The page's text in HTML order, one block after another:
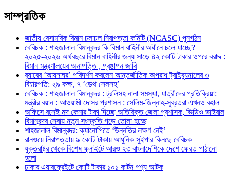
সাম্প্রতিক
জাতীয় বেসামরিক বিমান চলাচল নিরাপত্তা কমিটি (NCASC) পুনর্গঠন
বেবিচক : শাহজালাল বিমানবন্দর কি বিমান বাহিনীর অধীনে চলে যাচ্ছে?
২০২৫-২০২৬ অর্থবছরে বিমান বাহিনীর জন্য সাড়ে ৪২ কোটি টাকার ওপরে বরাদ্দ :
বিমান মন্ত্রণালয়ের অনাপত্তি , প্রঙাপন জারি
র‍্যাবের ‘আয়নাঘর’ পরিদর্শন করলেন আন্তর্জাতিক অপরাধ ট্রাইব্যুনালের ৩
বিচারপতি: ২৯ কক্ষ, ৭ ‘ডেথ সেলসহ’
বেবিচক : শাহজালাল বিমানবন্দর : ট্রলিসহ নানা সমস্যা, যাত্রীদের প্রতিক্রিয়া:
মন্ত্রীর বয়ান : আওয়ামী দোসর প্রশাসন : সেলিম-জিন্নাহ-সুব্রতরা এখনও বহাল
অফিসে বসেই মদ কেনার টাকা দিচ্ছে অতিরিক্ত জেলা প্রশাসক, ভিডিও ভাইরাল
বিমানবন্দর সেবায় নতুন সংস্কৃতি গড়ে তোলা হচ্ছে
শাহজালাল বিমানবন্দর: ক্যানোপিতে ‘উন্নতির লক্ষণ নেই’
রানওয়ে নিরাপত্তায় ৯ কোটি টাকায় আধুনিক সুইপার কিনছে বেবিচক
যুক্তরাষ্ট্র থেকে বিশেষ ফ্লাইটে আরও ২৩ বাংলাদেশিকে দেশে ফেরত পাঠানো
হলো
ঢাকার এয়ারফ্রেইটে কোটি টাকার ১০১ কার্টন পণ্য আটক